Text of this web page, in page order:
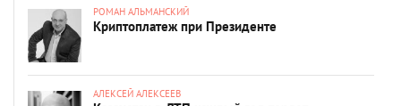
РОМАН АЛЬМАНСКИЙ
Криптоплатеж при Президенте
АЛЕКСЕЙ АЛЕКСЕЕВ